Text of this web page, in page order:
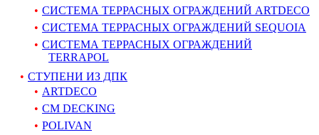
СИСТЕМА ТЕРРАСНЫХ ОГРАЖДЕНИЙ ARTDECO
СИСТЕМА ТЕРРАСНЫХ ОГРАЖДЕНИЙ SEQUOIA
СИСТЕМА ТЕРРАСНЫХ ОГРАЖДЕНИЙ
TERRAPOL
СТУПЕНИ ИЗ ДПК
ARTDECO
CM DECKING
POLIVAN